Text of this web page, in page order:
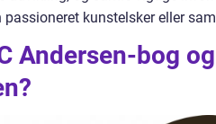
passioneret kunstelsker eller
Andersen-bog